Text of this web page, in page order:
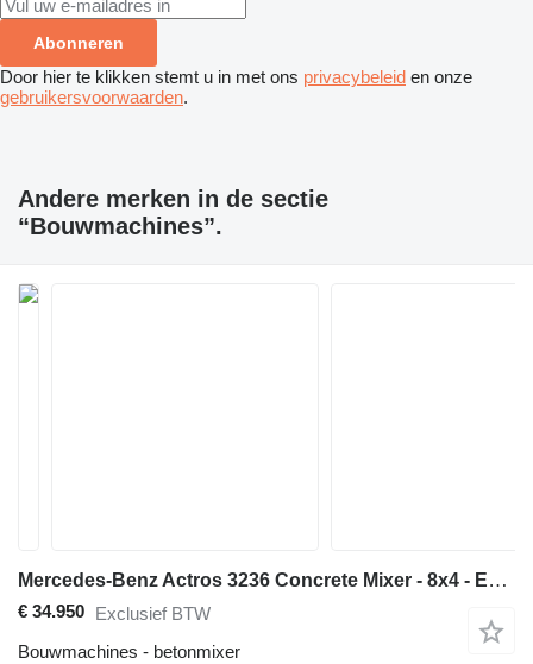
Abonneren
Door hier te klikken stemt u in met ons privacybeleid en onze
gebruikersvoorwaarden.
Andere merken in de sectie
“Bouwmachines”.
Mercedes-Benz Actros 3236 Concrete Mixer - 8x4 - EPS Gearbox - 3 Pedals - Full
€ 34.950 Exclusief BTW
Bouwmachines - betonmixer